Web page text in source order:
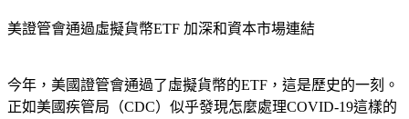
今年，美國證管會通過了虛擬貨幣的ETF，這是歷史的一刻。